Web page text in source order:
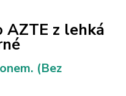
AZTE z lehká
(Bez